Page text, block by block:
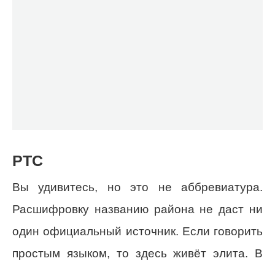
РТС
Вы удивитесь, но это не аббревиатура.
Расшифровку названию района не даст ни
один официальный источник. Если говорить
простым языком, то здесь живёт элита. В